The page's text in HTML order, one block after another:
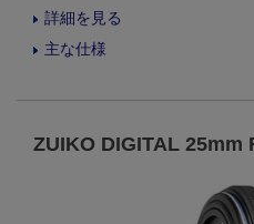
詳細を見る
主な仕様
ZUIKO DIGITAL 25mm